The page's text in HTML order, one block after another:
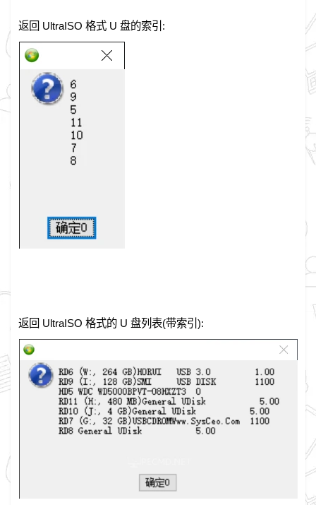
返回 UltraISO 格式 U 盘的索引:
返回 UltraISO 格式的 U 盘列表(带索引):